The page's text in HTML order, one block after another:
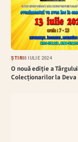
ȘTIRI8 IULIE 2024
O nouă ediție a Târgului
Colecționarilor la Deva